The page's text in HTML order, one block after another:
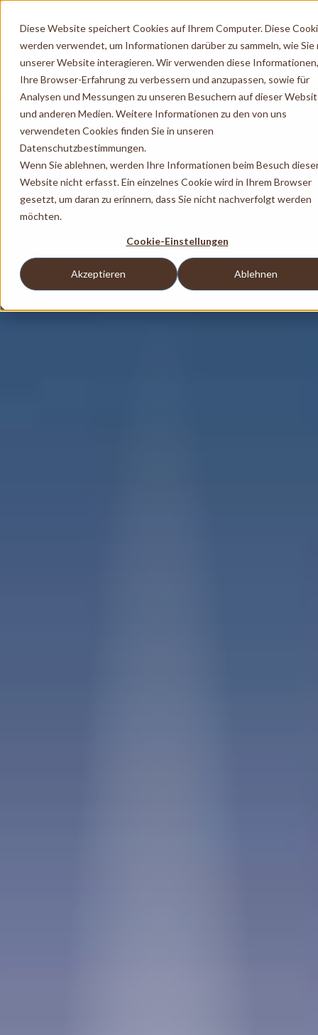
Diese Website speichert Cookies auf Ihrem Computer. Diese
werden verwendet, um Informationen darüber zu sammeln, wie Sie
unserer Website interagieren. Wir verwenden diese
Ihre Browser-Erfahrung zu verbessern und anzupassen, sowie für
Analysen und Messungen zu unseren Besuchern auf dieser
und anderen Medien. Weitere Informationen zu den von uns
verwendeten Cookies finden Sie in unseren
Datenschutzbestimmungen.
Wenn Sie ablehnen, werden Ihre Informationen beim Besuch
Website nicht erfasst. Ein einzelnes Cookie wird in Ihrem Browser
gesetzt, um daran zu erinnern, dass Sie nicht nachverfolgt werden
möchten.
Cookie-Einstellungen
Akzeptieren Ablehnen